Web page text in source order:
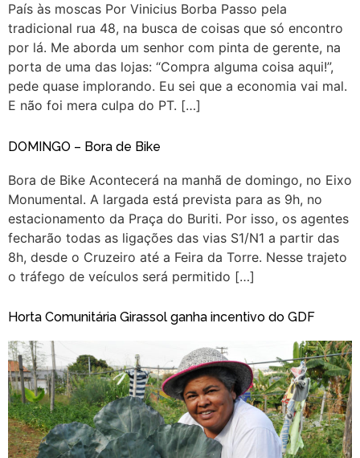
País às moscas Por Vinicius Borba Passo pela
tradicional rua 48, na busca de coisas que só encontro
por lá. Me aborda um senhor com pinta de gerente, na
porta de uma das lojas: “Compra alguma coisa aqui!”,
pede quase implorando. Eu sei que a economia vai mal.
E não foi mera culpa do PT. […]
DOMINGO – Bora de Bike
Bora de Bike Acontecerá na manhã de domingo, no Eixo
Monumental. A largada está prevista para as 9h, no
estacionamento da Praça do Buriti. Por isso, os agentes
fecharão todas as ligações das vias S1/N1 a partir das
8h, desde o Cruzeiro até a Feira da Torre. Nesse trajeto
o tráfego de veículos será permitido […]
Horta Comunitária Girassol ganha incentivo do GDF